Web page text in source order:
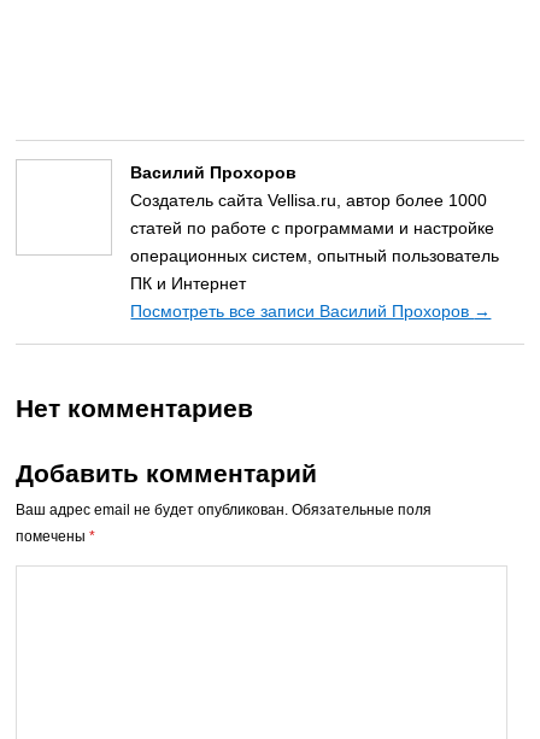
Василий Прохоров
Создатель сайта Vellisa.ru, автор более 1000
статей по работе с программами и настройке
операционных систем, опытный пользователь
ПК и Интернет
Посмотреть все записи Василий Прохоров →
Нет комментариев
Добавить комментарий
Ваш адрес email не будет опубликован. Обязательные поля
помечены*